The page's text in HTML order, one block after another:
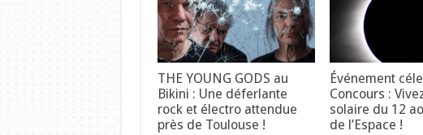
THE YOUNG GODS au
Bikini : Une déferlante
rock et électro attendue
près de Toulouse !
Événement
Concours :
solaire du 12
de l’Espace !